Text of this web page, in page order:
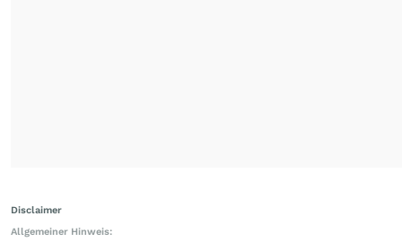
Disclaimer
Allgemeiner Hinweis: